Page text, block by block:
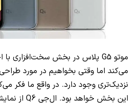
موتو G5 پلاس در بخش سخت‌افزاری با
می‌کند اما وقتی بخواهیم در مورد
نزدیک‌تری وجود دارد. در واقع ما فکر
این بخش خواهد بود. ال‌جی Q6 از